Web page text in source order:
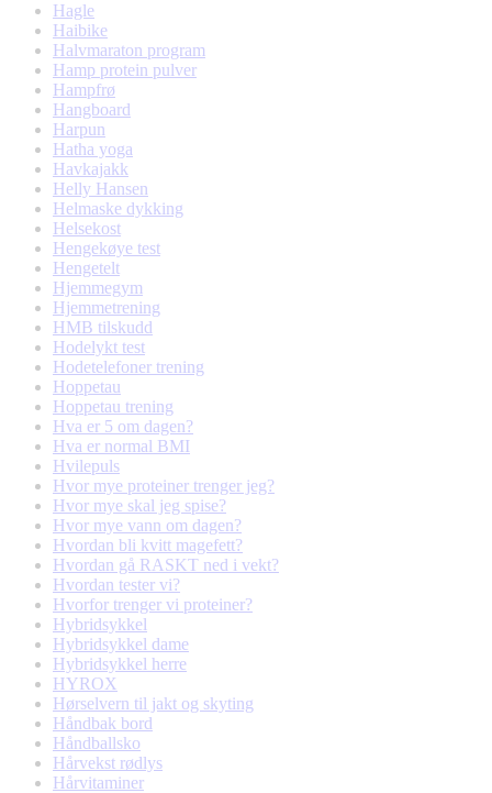
Hagle
Haibike
Halvmaraton program
Hamp protein pulver
Hampfrø
Hangboard
Harpun
Hatha yoga
Havkajakk
Helly Hansen
Helmaske dykking
Helsekost
Hengekøye test
Hengetelt
Hjemmegym
Hjemmetrening
HMB tilskudd
Hodelykt test
Hodetelefoner trening
Hoppetau
Hoppetau trening
Hva er 5 om dagen?
Hva er normal BMI
Hvilepuls
Hvor mye proteiner trenger jeg?
Hvor mye skal jeg spise?
Hvor mye vann om dagen?
Hvordan bli kvitt magefett?
Hvordan gå RASKT ned i vekt?
Hvordan tester vi?
Hvorfor trenger vi proteiner?
Hybridsykkel
Hybridsykkel dame
Hybridsykkel herre
HYROX
Hørselvern til jakt og skyting
Håndbak bord
Håndballsko
Hårvekst rødlys
Hårvitaminer